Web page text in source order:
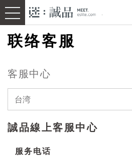
联络客服
客服中心
台湾
誠品線上客服中心
服务电话